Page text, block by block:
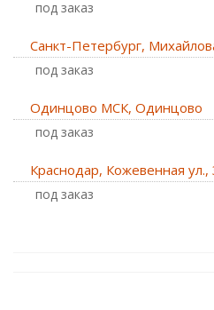
Под заказ
Санкт-Петербург,
Под заказ
Одинцово МСК, Одинцово
Под заказ
Краснодар, Кожевенная ул.,
Под заказ